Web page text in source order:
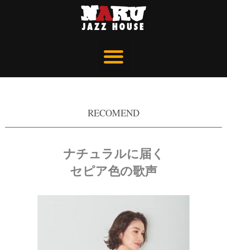
RECOMEND
ナチュラルに届く
セピア色の歌声